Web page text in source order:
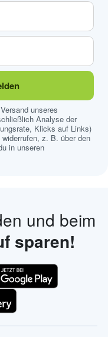
unseres
Analyse der
Klicks auf Links)
z. B. über den
in unseren
und beim
sparen!